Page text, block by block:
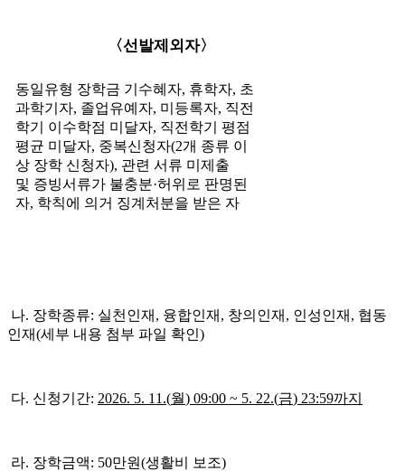
〈선발제외자〉
동일유형 장학금 기수혜자, 휴학자, 초
과학기자, 졸업유예자, 미등록자, 직전
학기 이수학점 미달자, 직전학기 평점
평균 미달자, 중복신청자(2개 종류 이
상 장학 신청자), 관련 서류 미제출
및 증빙서류가 불충분·허위로 판명된
자, 학칙에 의거 징계처분을 받은 자
나. 장학종류: 실천인재, 융합인재, 창의인재, 인성인재, 협동
인재(세부 내용 첨부 파일 확인)
다. 신청기간: 2026. 5. 11.(월) 09:00 ~ 5. 22.(금) 23:59까지
라. 장학금액: 50만원(생활비 보조)